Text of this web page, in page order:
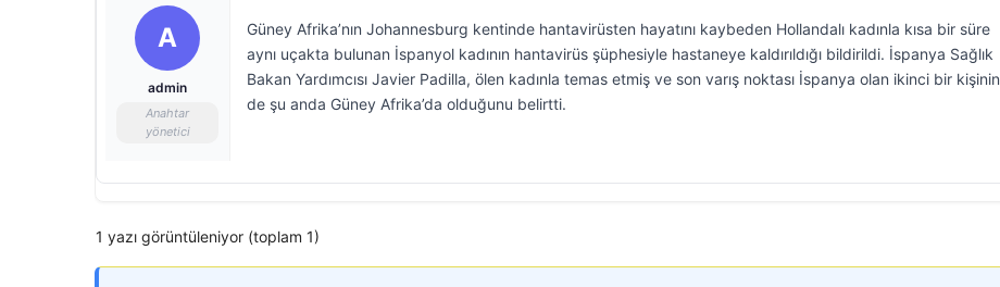
A
admin
Anahtar
yönetici
Güney Afrika’nın Johannesburg kentinde hantavirüsten hayatını kaybeden Hollandalı kadınla kısa bir süre
aynı uçakta bulunan İspanyol kadının hantavirüs şüphesiyle hastaneye kaldırıldığı bildirildi. İspanya Sağlık
Bakan Yardımcısı Javier Padilla, ölen kadınla temas etmiş ve son varış noktası İspanya olan ikinci bir kişinin
de şu anda Güney Afrika’da olduğunu belirtti.
1 yazı görüntüleniyor (toplam 1)